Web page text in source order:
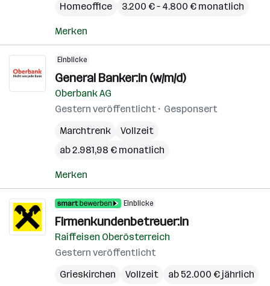
Homeoffice
3.200 € – 4.800 € monatlich
Merken
Einblicke
General Banker:in (w/m/d)
Oberbank AG
Gestern veröffentlicht
Gesponsert
Marchtrenk
Vollzeit
ab 2.981,98 € monatlich
Merken
Einblicke
Firmenkundenbetreuer:in
Raiffeisen Oberösterreich
Gestern veröffentlicht
Grieskirchen
Vollzeit ab 52.000 € jährlich